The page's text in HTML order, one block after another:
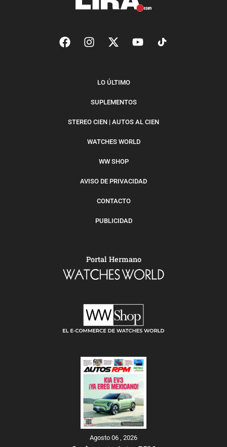
LO ÚLTIMO
SUPLEMENTOS
STEREO CIEN | AUTOS AL CIEN
WATCHES WORLD
WW SHOP
AVISO DE PRIVACIDAD
CONTACTO
PUBLICIDAD
Portal Hermano
Agosto 06 , 2026